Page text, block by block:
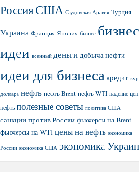
РоссияСША Саудовская Аравия Турция
Украина Франция Япония бизнес бизнес
идеи военный деньги добыча нефти
идеи для бизнеса кредит
доллара нефть нефть Brent нефть WTI падение
нефть полезные советы политика США
санкции против России фьючерсы на Brent
фьючерсы на WTI цены на нефть экономика
России экономика США экономика